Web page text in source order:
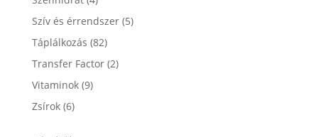
Szív és érrendszer(5)
Táplálkozás (82)
Transfer Factor(2)
Vitaminok(9)
Zsírok(6)